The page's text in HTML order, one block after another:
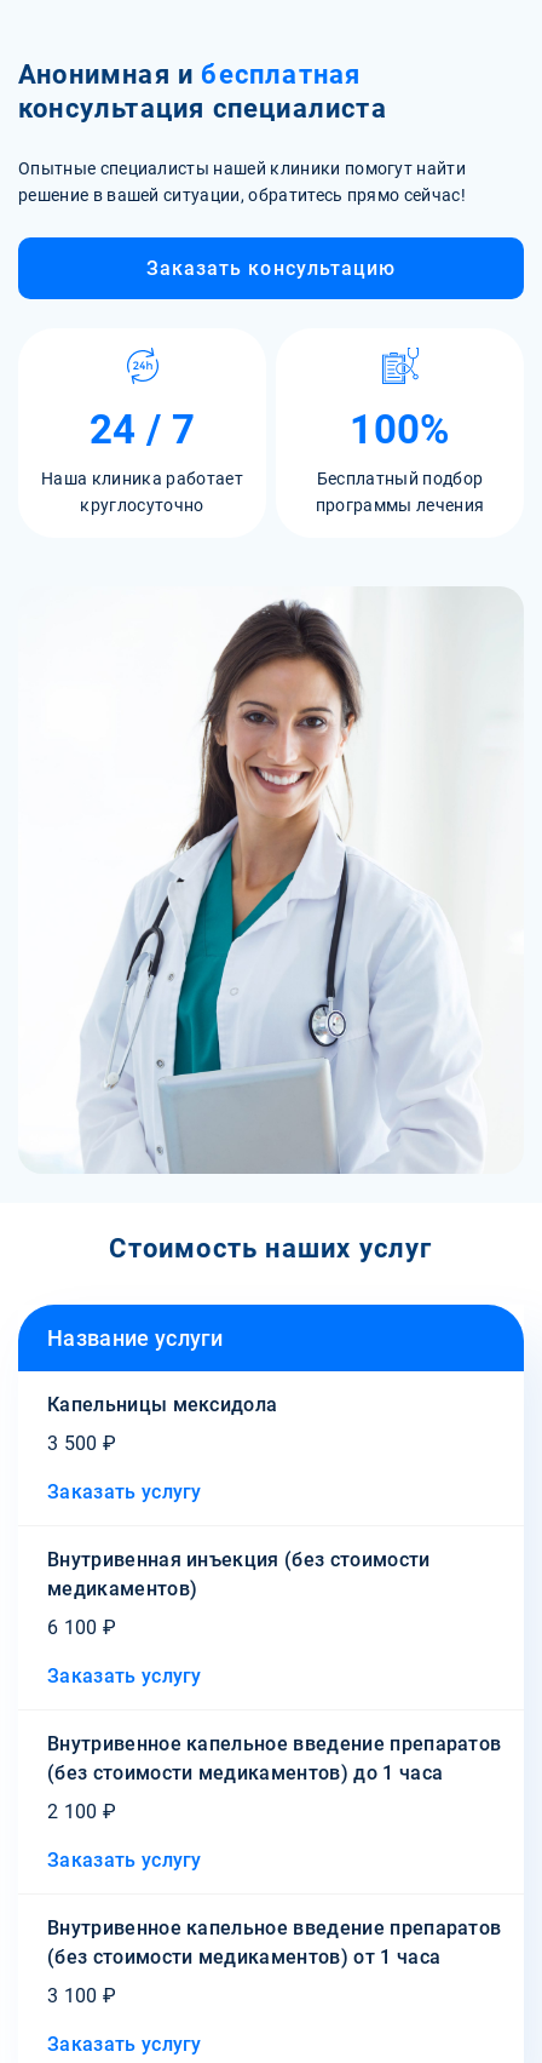
Анонимная и бесплатная
консультация специалиста
Опытные специалисты нашей клиники помогут найти
решение в вашей ситуации, обратитесь прямо сейчас!
Заказать консультацию
24 / 7
Наша клиника работает
круглосуточно
100%
Бесплатный подбор
программы лечения
Стоимость наших услуг
Название услуги
Капельницы мексидола
3 500 ₽
Заказать услугу
Внутривенная инъекция (без стоимости
медикаментов)
6 100 ₽
Заказать услугу
Внутривенное капельное введение препаратов
(без стоимости медикаментов) до 1 часа
2 100 ₽
Заказать услугу
Внутривенное капельное введение препаратов
(без стоимости медикаментов) от 1 часа
3 100 ₽
Заказать услугу